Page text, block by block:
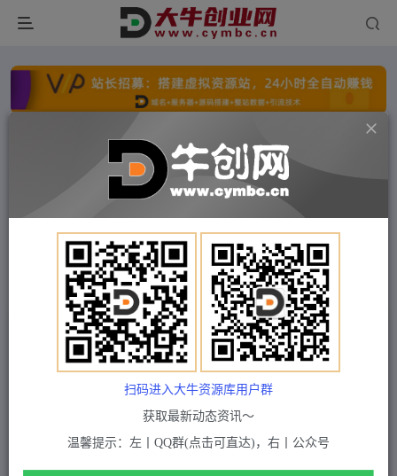
点击开通分站+ 每日收入300+
文字广告火爆招租 文字广告火爆招租
文字广告火爆招租
文字广告火爆招租 文字广告火爆招租
付费项目 冒泡网 正文
小红书营销获客攻略：从账号定位到核心流量获
取，爆款笔记打造
付费资源
扫码进入大牛资源库用户群
获取最新动态资讯～
温馨提示：左丨QQ群(点击可直达)，右丨公众号